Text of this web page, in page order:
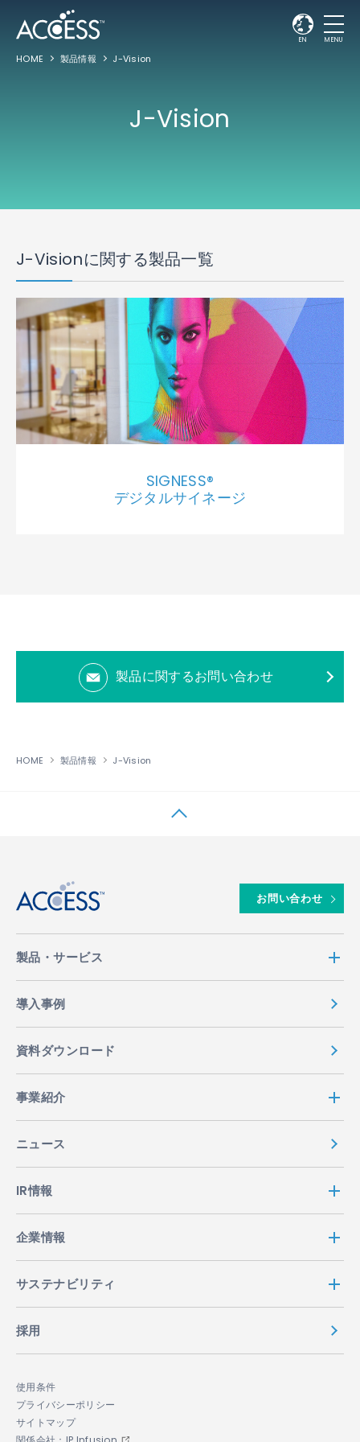
EN MENU
HOME 製品情報 J-Vision
J-Vision
J-Visionに関する製品一覧
SIGNESS®
デジタルサイネージ
製品に関するお問い合わせ
HOME 製品情報 J-Vision
お問い合わせ
製品・サービス
導入事例
資料ダウンロード
事業紹介
ニュース
IR情報
企業情報
サステナビリティ
採用
使用条件
プライバシーポリシー
サイトマップ